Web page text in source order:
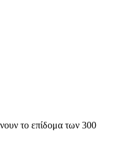
το επίδομα των 300